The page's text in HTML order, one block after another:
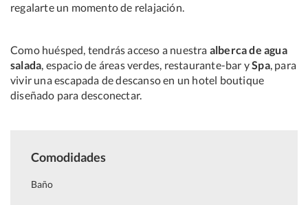
regalarte un momento de relajación.
Como huésped, tendrás acceso a nuestra alberca de agua
salada, espacio de áreas verdes, restaurante-bar ySpa, para
vivir una escapada de descanso en un hotel boutique
diseñado para desconectar.
Comodidades
Baño